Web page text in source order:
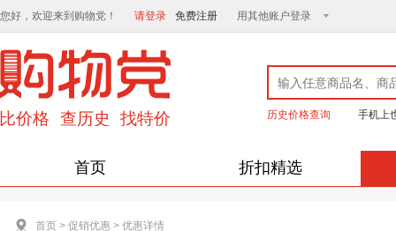
您好，欢迎来到购物党！ 请登录 免费注册 用其他账户登录
历史价格查询 手机上
首页 折扣精选
首页 > 促销优惠 > 优惠详情